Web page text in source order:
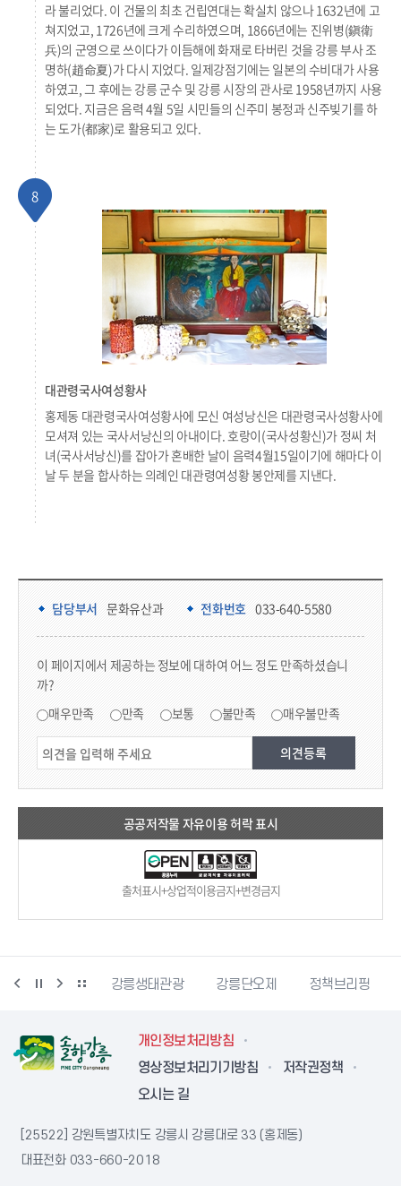
라 불리었다. 이 건물의 최초 건립연대는 확실치 않으나 1632년에 고
쳐지었고, 1726년에 크게 수리하였으며, 1866년에는 진위병(鎭衛
兵)의 군영으로 쓰이다가 이듬해에 화재로 타버린 것을 강릉 부사 조
명하(趙命夏)가 다시 지었다. 일제강점기에는 일본의 수비대가 사용
하였고, 그 후에는 강릉 군수 및 강릉 시장의 관사로 1958년까지 사용
되었다. 지금은 음력 4월 5일 시민들의 신주미 봉정과 신주빚기를 하
는 도가(都家)로 활용되고 있다.
8
대관령국사여성황사
홍제동 대관령국사여성황사에 모신 여성낭신은 대관령국사성황사에
모셔져 있는 국사서낭신의 아내이다. 호랑이(국사성황신)가 정씨 처
녀(국사서낭신)를 잡아가 혼배한 날이 음력4월15일이기에 해마다 이
날 두 분을 합사하는 의례인 대관령여성황 봉안제를 지낸다.
담당부서 정보 & 컨텐츠 만족도 조사 & 공공저작물 자유이용 허락 표시
담당부서 문화유산과 전화번호 033-640-5580
이 페이지에서 제공하는 정보에 대하여 어느 정도 만족하셨습니
까?
매우만족 만족 보통 불만족 매우불만족
공공저작물 자유이용 허락 표시
출처표시+상업적이용금지+변경금지
강릉생태관광 강릉단오제 정책브리핑 강원더몰
개인정보처리방침
영상정보처리기기방침
저작권정책
오시는 길
[25522] 강원특별자치도 강릉시 강릉대로 33 (홍제동)
대표전화 033-660-2018